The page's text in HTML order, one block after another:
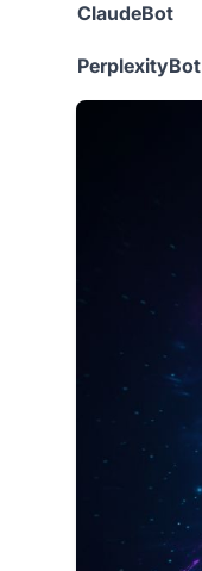
ClaudeBot
PerplexityBot